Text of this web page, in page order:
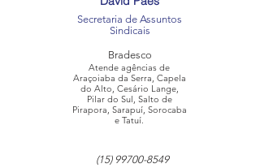
Secretaria de Assuntos
Sindicais
Bradesco
Atende agências de
Araçoiaba da Serra, Capela
do Alto, Cesário Lange,
Pilar do Sul, Salto de
Pirapora, Sarapuí, Sorocaba
e Tatuí.
(15) 99700-8549